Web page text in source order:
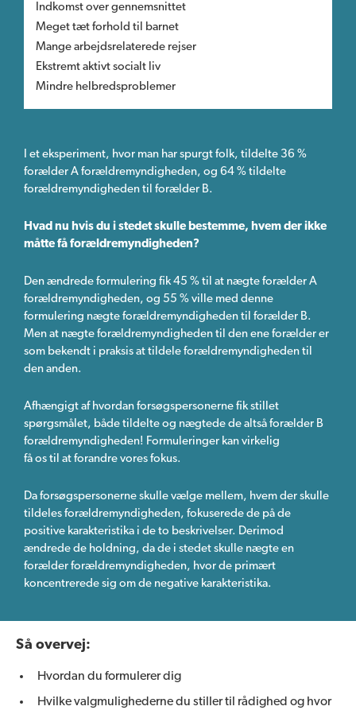
Indkomst over gennemsnittet
Meget tæt forhold til barnet
Mange arbejdsrelaterede rejser
Ekstremt aktivt socialt liv
Mindre helbredsproblemer
I et eksperiment, hvor man har spurgt folk, tildelte 36 %
forælder A forældremyndigheden, og 64 % tildelte
forældremyndigheden til forælder B.
Hvad nu hvis du i stedet skulle bestemme, hvem der ikke
måtte få forældremyndigheden?
Den ændrede formulering fik 45 % til at nægte forælder A
forældremyndigheden, og 55 % ville med denne
formulering nægte forældremyndigheden til forælder B.
Men at nægte forældremyndigheden til den ene forælder er
som bekendt i praksis at tildele forældremyndigheden til
den anden.
Afhængigt af hvordan forsøgspersonerne fik stillet
spørgsmålet, både tildelte og nægtede de altså forælder B
forældremyndigheden! Formuleringer kan virkelig
få os til at forandre vores fokus.
Da forsøgspersonerne skulle vælge mellem, hvem der skulle
tildeles forældremyndigheden, fokuserede de på de
positive karakteristika i de to beskrivelser. Derimod
ændrede de holdning, da de i stedet skulle nægte en
forælder forældremyndigheden, hvor de primært
koncentrerede sig om de negative karakteristika.
Så overvej:
Hvordan du formulerer dig
Hvilke valgmulighederne du stiller til rådighed og hvor